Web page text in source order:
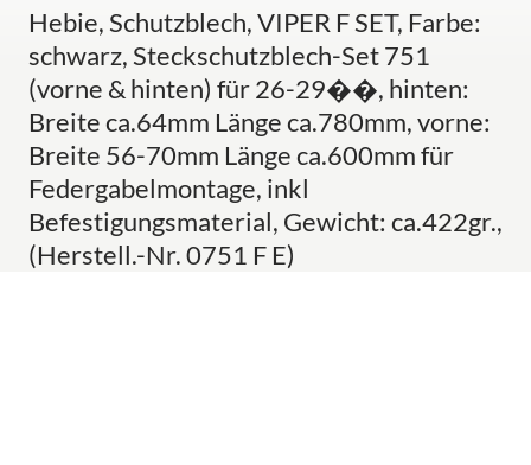
Hebie, Schutzblech, VIPER F SET, Farbe:
schwarz, Steckschutzblech-Set 751
(vorne & hinten) für 26-29��, hinten:
Breite ca.64mm Länge ca.780mm, vorne:
Breite 56-70mm Länge ca.600mm für
Federgabelmontage, inkl
Befestigungsmaterial, Gewicht: ca.422gr.,
(Herstell.-Nr. 0751 F E)